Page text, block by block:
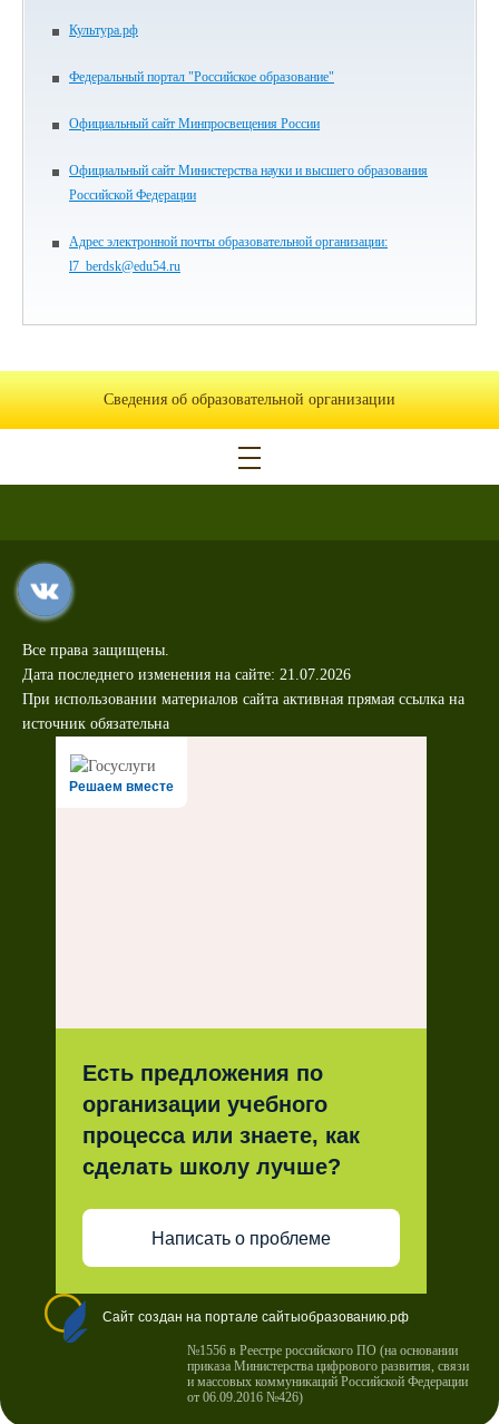
Культура.рф
Федеральный портал "Российское образование"
Официальный сайт Минпросвещения России
Официальный сайт Министерства науки и высшего образования
Российской Федерации
Адрес электронной почты образовательной организации:
l7_berdsk@edu54.ru
Сведения об образовательной организации
Все права защищены.
Дата последнего изменения на сайте: 21.07.2026
При использовании материалов сайта активная прямая ссылка на
источник обязательна
Решаем вместе
Есть предложения по
организации учебного
процесса или знаете, как
сделать школу лучше?
Написать о проблеме
Сайт создан на портале сайтыобразованию.рф
№1556 в Реестре российского ПО (на основании
приказа Министерства цифрового развития, связи
и массовых коммуникаций Российской Федерации
от 06.09.2016 №426)